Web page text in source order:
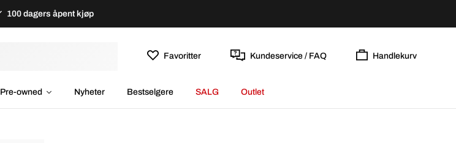
100 dagers åpent kjøp
Favoritter Kundeservice / FAQ Handlekurv
Pre-owned Nyheter Bestselgere SALG Outlet